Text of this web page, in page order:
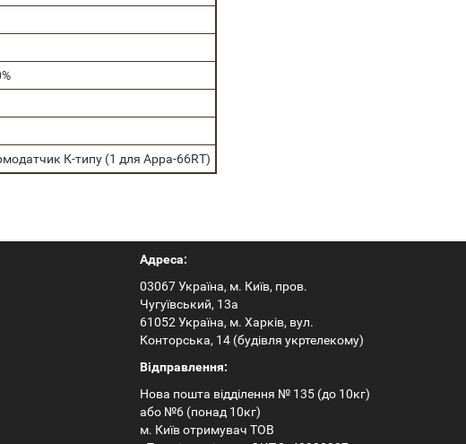
К-типу (1 для Арра-66RТ)
Адреса:
03067 Україна, м. Київ, пров.
Чугуївський, 13а
61052 Україна, м. Харків, вул.
Конторська, 14 (будівля укртелекому)
Відправлення:
Нова пошта відділення № 135 (до 10кг)
або №6 (понад 10кг)
м. Київ отримувач ТОВ